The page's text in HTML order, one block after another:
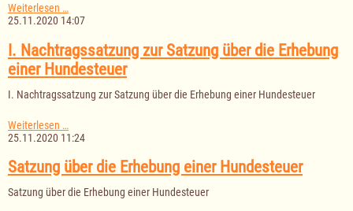
Weiterlesen …Ssitzung
der
am
09.12.2020
25.11.2020 14:07
I. Nachtragssatzung zur Satzung über die Erhebung
einer Hundesteuer
I. Nachtragssatzung zur Satzung über die Erhebung einer Hundesteuer
Weiterlesen …
Nachtragssatzung
Satzung
über
die
Erhebung
25.11.2020 11:24
Satzung über die Erhebung einer Hundesteuer
Satzung über die Erhebung einer Hundesteuer